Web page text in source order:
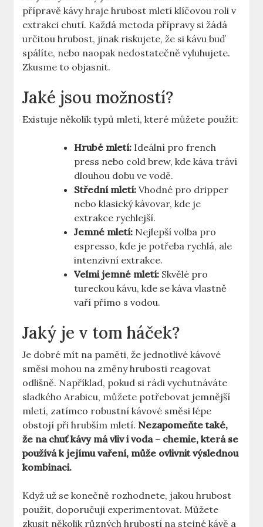
přípravě kávy hraje hrubost mletí klíčovou roli v
extrakci chutí. Každá metoda přípravy si ‌žádá
určitou hrubost, jinak ⁤riskujete, že si kávu buď
spálíte, nebo‍ naopak nedostatečně vyluhujete.
Zkusme to objasnit.
Jaké ‍jsou možností?
Existuje několik typů mletí, které můžete ‍použít:
Hrubé mletí: Ideální pro french
press nebo cold brew, kde káva tráví
dlouhou dobu ve vodě.
Střední mletí: Vhodné pro dripper
nebo klasický kávovar, kde je
extrakce rychlejší.
Jemné mletí: Nejlepší volba‍ pro
espresso, kde⁣ je potřeba rychlá, ale
intenzivní extrakce.
Velmi jemné mletí: Skvělé pro
tureckou kávu, kde se káva vlastně
vaří⁣ přímo s vodou.
Jaký je v tom⁤ háček?
Je dobré mít na paměti, že jednotlivé kávové
směsi mohou na změny hrubosti reagovat
odlišně. Například, pokud si rádi vychutnáváte
sladkého Arabicu, můžete potřebovat jemnější
mletí, zatímco robustní kávové směsi lépe​
obstojí ⁣při hrubším mletí. Nezapomeňte také,
že na‍ chuť kávy má vliv i voda – chemie, která se
používá k jejímu vaření, může ovlivnit výslednou
kombinaci.
Když už se⁣ konečně ‌rozhodnete, jakou hrubost
použít, doporučuji experimentovat. Můžete
zkusit několik různých hrubostí na stejné kávě a